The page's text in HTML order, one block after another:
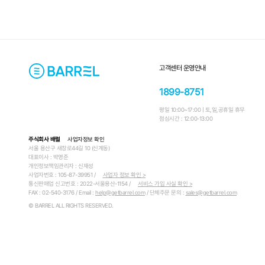
고객센터 운영안내
1899-8751
평일 10:00~17:00 | 토,일,공휴일 휴무
점심시간 : 12:00-13:00
주식회사 배럴
사업자정보 확인
서울 용산구 새창로44길 10 (신계동)
대표이사 : 박영준
개인정보책임관리자 : 신재성
사업자번호 : 105-87-39951 /
사업자 정보 확인 >
통신판매업 신고번호 : 2022-서울용산-1154 /
서비스 가입 사실 확인 >
FAX : 02-540-3176 / Email : help@getbarrel.com/ 단체주문 문의 : sales@getbarrel.com
© BARREL ALL RIGHTS RESERVED.